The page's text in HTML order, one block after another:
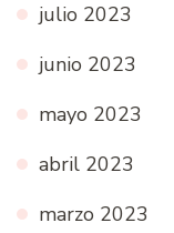
julio 2023
junio 2023
mayo 2023
abril 2023
marzo 2023